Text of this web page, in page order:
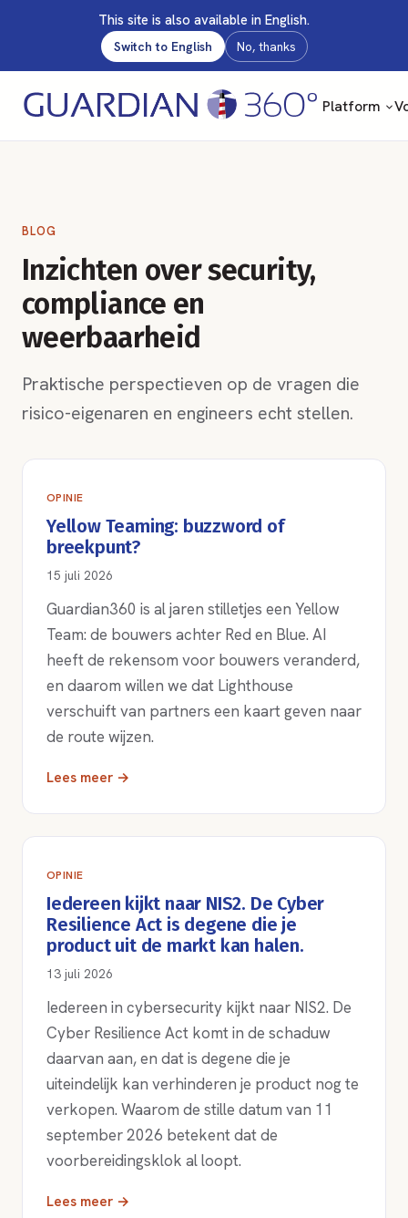
This site is also available in English.
Switch to English No, thanks
Platform
BLOG
Inzichten over security,
compliance en
weerbaarheid
Praktische perspectieven op de vragen die
risico-eigenaren en engineers echt stellen.
OPINIE
Yellow Teaming: buzzword of
breekpunt?
15 juli 2026
Guardian360 is al jaren stilletjes een Yellow
Team: de bouwers achter Red en Blue. AI
heeft de rekensom voor bouwers veranderd,
en daarom willen we dat Lighthouse
verschuift van partners een kaart geven naar
de route wijzen.
Lees meer →
OPINIE
Iedereen kijkt naar NIS2. De Cyber
Resilience Act is degene die je
product uit de markt kan halen.
13 juli 2026
Iedereen in cybersecurity kijkt naar NIS2. De
Cyber Resilience Act komt in de schaduw
daarvan aan, en dat is degene die je
uiteindelijk kan verhinderen je product nog te
verkopen. Waarom de stille datum van 11
september 2026 betekent dat de
voorbereidingsklok al loopt.
Lees meer →